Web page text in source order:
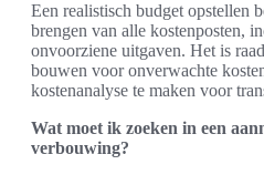
Een realistisch budget opstellen
brengen van alle kostenposten,
onvoorziene uitgaven. Het is
bouwen voor onverwachte
kostenanalyse te maken voor
Wat moet ik zoeken in een
verbouwing?